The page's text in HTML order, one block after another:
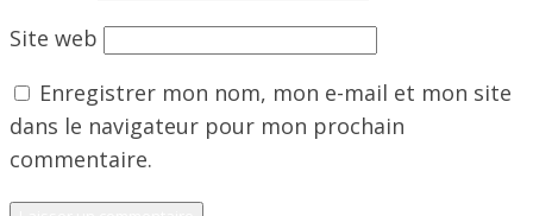
Site web
Enregistrer mon nom, mon e-mail et mon site
dans le navigateur pour mon prochain
commentaire.